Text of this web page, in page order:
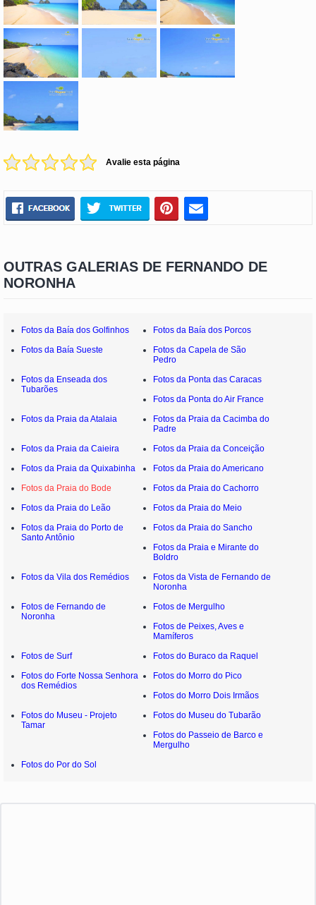
Avalie esta página
OUTRAS GALERIAS DE FERNANDO DE
NORONHA
Fotos da Baía dos Golfinhos
Fotos da Baía dos Porcos
Fotos da Baía Sueste
Fotos da Capela de São
Pedro
Fotos da Enseada dos
Tubarões
Fotos da Ponta das Caracas
Fotos da Ponta do Air France
Fotos da Praia da Atalaia
Fotos da Praia da Cacimba do
Padre
Fotos da Praia da Caieira
Fotos da Praia da Conceição
Fotos da Praia da Quixabinha
Fotos da Praia do Americano
Fotos da Praia do Bode
Fotos da Praia do Cachorro
Fotos da Praia do Leão
Fotos da Praia do Meio
Fotos da Praia do Porto de
Santo Antônio
Fotos da Praia do Sancho
Fotos da Praia e Mirante do
Boldro
Fotos da Vila dos Remédios
Fotos da Vista de Fernando de
Noronha
Fotos de Fernando de
Noronha
Fotos de Mergulho
Fotos de Peixes, Aves e
Mamíferos
Fotos de Surf
Fotos do Buraco da Raquel
Fotos do Forte Nossa Senhora
dos Remédios
Fotos do Morro do Pico
Fotos do Morro Dois Irmãos
Fotos do Museu - Projeto
Tamar
Fotos do Museu do Tubarão
Fotos do Passeio de Barco e
Mergulho
Fotos do Por do Sol